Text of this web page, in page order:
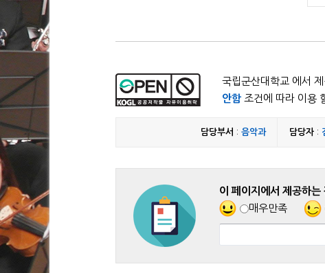
국립군산대학교 에서
안함조건에 따라 이용
담당부서 :음악과 담당자:
이 페이지에서 제공하는
매우만족